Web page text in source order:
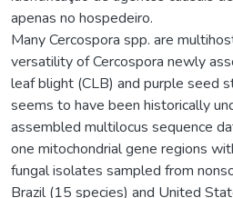
apenas no hospedeiro.
Many Cercospora spp. are
versatility of Cercospora newly
leaf blight (CLB) and purple seed
seems to have been historically
assembled multilocus sequence
one mitochondrial gene regions
fungal isolates sampled from
Brazil (15 species) and United